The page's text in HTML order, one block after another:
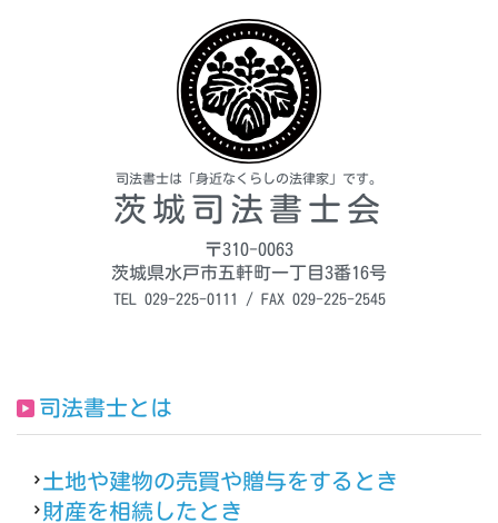
司法書士は「身近なくらしの法律家」です。
茨城司法書士会
〒310-0063
茨城県水戸市五軒町一丁目3番16号
TEL 029-225-0111 / FAX 029-225-2545
司法書士とは
土地や建物の売買や贈与をするとき
財産を相続したとき